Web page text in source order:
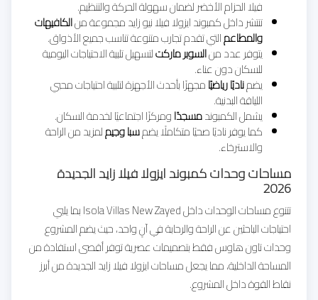
فيلا الحزام الأخضر لضمان سهولة الحركة والتنظيم.
تنتشر داخل كمبوند ايزولا فيلا نيو زايد مجموعة منالكافيهات
والمطاعمالتي تقدم تجارب متنوعة تناسب جميع الأذواق.
يتوفر عدد منالسوبر ماركتلتسهيل تلبية الاحتياجات اليومية
للسكان دون عناء.
يضمناديًا رياضيًامجهزًا بأحدث الأجهزة لتلبية احتياجات محبي
اللياقة البدنية.
يشمل الكمبوندمسجدًاومركزًا اجتماعيًا لخدمة السكان.
كما يوفر ناديًا صحيًا متكاملًا يضمسبا وجيملمزيد من الراحة
والاسترخاء.
مساحات وحدات كمبوند ايزولا فيلا زايد الجديدة
2026
تتنوع مساحات الوحدات داخل Isola Villas New Zayed بما يلبي
احتياجات الباحثين عن الراحة والرحابة في آنٍ واحد، حيث يضم المشروع
وحدات تاون هاوس فقط بتصميمات عصرية توفر أقصى استفادة من
المساحة الداخلية، مما يجعل مساحات ايزولا فيلا زايد الجديدة من أبرز
نقاط القوة داخل المشروع.